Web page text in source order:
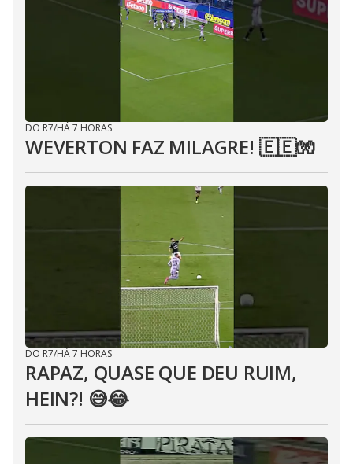
DO R7/HÁ 7 HORAS
WEVERTON FAZ MILAGRE! 🇪🇪🧤
DO R7/HÁ 7 HORAS
RAPAZ, QUASE QUE DEU RUIM,
HEIN?! 😅😂⁣